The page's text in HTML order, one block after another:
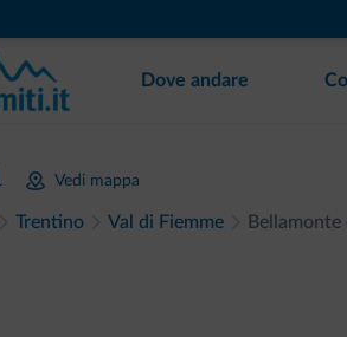
Dove andare
Vedi mappa
Trentino Val di Fiemme Bellamonte